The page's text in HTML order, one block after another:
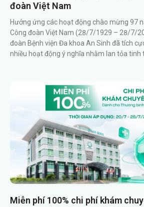
đoàn Việt Nam
Hưởng ứng các hoạt động chào mừng 97
Công đoàn Việt Nam (28/7/1929 – 28/7/
đoàn Bệnh viện Đa khoa An Sinh đã tích
nhiều hoạt động ý nghĩa nhằm lan tỏa tinh
Miễn phí 100% chi phí khám